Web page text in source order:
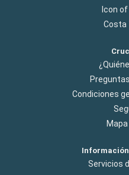
Icon
Costa
Condiciones
Servicios